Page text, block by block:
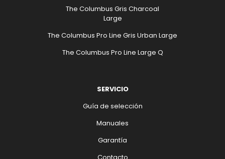
The Columbus Gris Charcoal
Large
The Columbus Pro Line Gris Urban Large
The Columbus Pro Line Large Q
SERVICIO
Guía de selección
Manuales
Garantía